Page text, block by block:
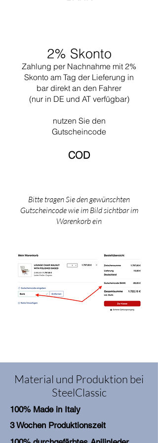
2% Skonto
Zahlung per Nachnahme mit 2%
Skonto am Tag der Lieferung in
bar direkt an den Fahrer
(nur in DE und AT verfügbar)
nutzen Sie den
Gutscheincode
COD​
Bitte tragen Sie den gewünschten
Gutscheincode wie im Bild sichtbar im
Warenkorb ein
Material und Produktion bei
SteelClassic
100% Made in Italy
3 Wochen Produktionszeit